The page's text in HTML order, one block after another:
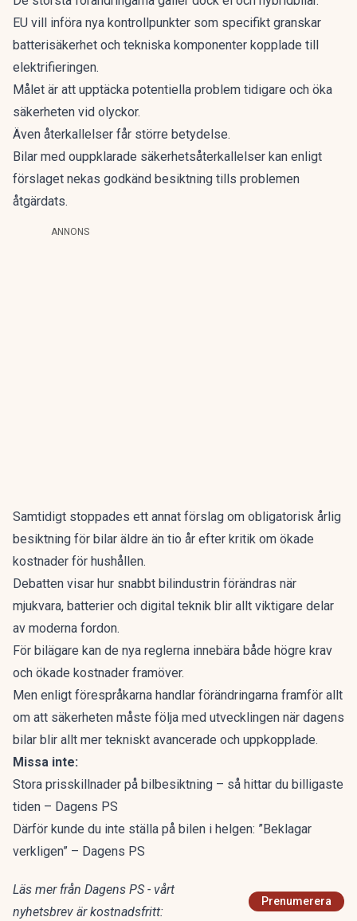
EU vill införa nya kontrollpunkter som specifikt granskar
batterisäkerhet och tekniska komponenter kopplade till
elektrifieringen.
Målet är att upptäcka potentiella problem tidigare och öka
säkerheten vid olyckor.
Även återkallelser får större betydelse.
Bilar med ouppklarade säkerhetsåterkallelser kan enligt
förslaget nekas godkänd besiktning tills problemen
åtgärdats.
ANNONS
Samtidigt stoppades ett annat förslag om obligatorisk årlig
besiktning för bilar äldre än tio år efter kritik om ökade
kostnader för hushållen.
Debatten visar hur snabbt bilindustrin förändras när
mjukvara, batterier och digital teknik blir allt viktigare delar
av moderna fordon.
För bilägare kan de nya reglerna innebära både högre krav
och ökade kostnader framöver.
Men enligt förespråkarna handlar förändringarna framför allt
om att säkerheten måste följa med utvecklingen när dagens
bilar blir allt mer tekniskt avancerade och uppkopplade.
Missa inte:
Stora prisskillnader på bilbesiktning – så hittar du billigaste
tiden – Dagens PS
Därför kunde du inte ställa på bilen i helgen: ”Beklagar
verkligen” – Dagens PS
Läs mer från Dagens PS - vårt
nyhetsbrev är kostnadsfritt:
Prenumerera